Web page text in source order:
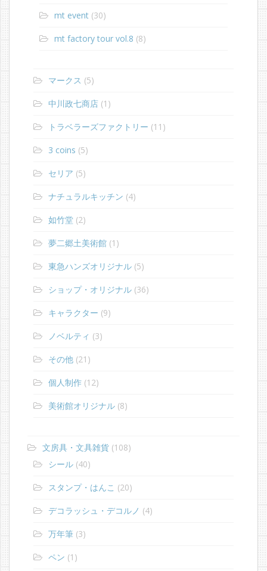
mt event (30)
mt factory tour vol.8 (8)
マークス (5)
中川政七商店 (1)
トラベラーズファクトリー (11)
3 coins (5)
セリア (5)
ナチュラルキッチン (4)
如竹堂 (2)
夢二郷土美術館 (1)
東急ハンズオリジナル (5)
ショップ・オリジナル (36)
キャラクター (9)
ノベルティ (3)
その他 (21)
個人制作 (12)
美術館オリジナル (8)
文房具・文具雑貨 (108)
シール (40)
スタンプ・はんこ (20)
デコラッシュ・デコルノ (4)
万年筆 (3)
ペン (1)